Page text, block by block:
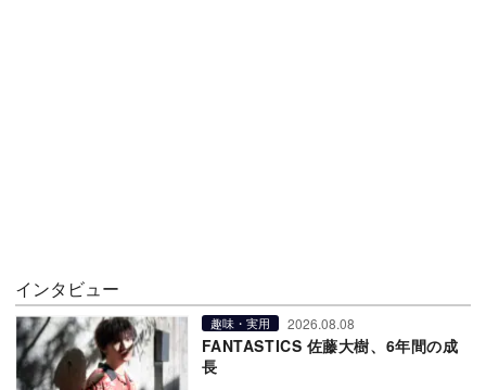
インタビュー
趣味・実用 2026.08.08
FANTASTICS 佐藤大樹、6年間の成
長